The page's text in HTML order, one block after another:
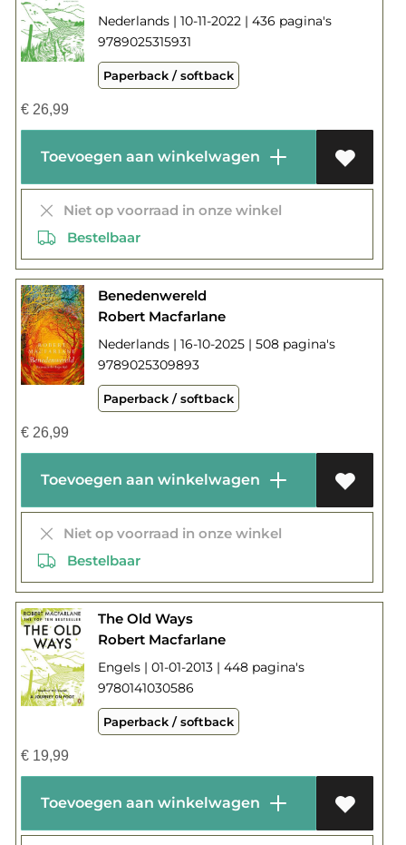
Nederlands | 10-11-2022 | 436 pagina's
9789025315931
Paperback / softback
€26,99
Toevoegen aan winkelwagen
Niet op voorraad in onze winkel
Bestelbaar
Benedenwereld
Robert Macfarlane
Nederlands | 16-10-2025 | 508 pagina's
9789025309893
Paperback / softback
€26,99
Toevoegen aan winkelwagen
Niet op voorraad in onze winkel
Bestelbaar
The Old Ways
Robert Macfarlane
Engels | 01-01-2013 | 448 pagina's
9780141030586
Paperback / softback
€19,99
Toevoegen aan winkelwagen